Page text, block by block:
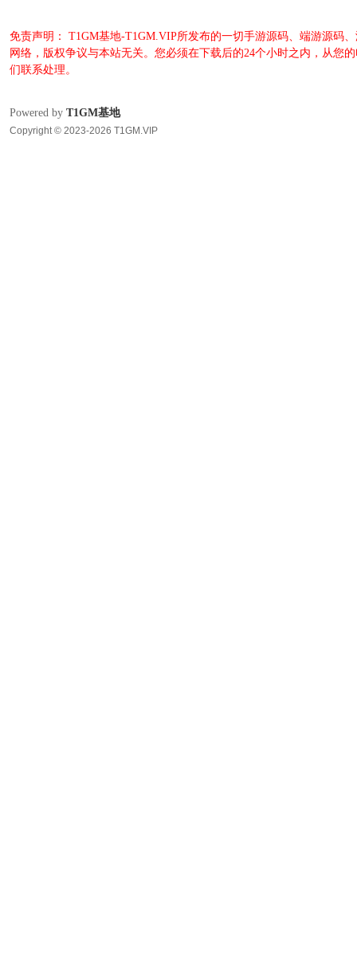
免责声明： T1GM基地-T1GM.VIP所发布的一切手游源码、端游源码
网络，版权争议与本站无关。您必须在下载后的24个小时之内，从您
们联系处理。
Powered by T1GM基地
Copyright © 2023-2026 T1GM.VIP